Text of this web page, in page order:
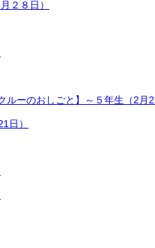
２８日）
ルーのおしごと】～５年生（2月
日）